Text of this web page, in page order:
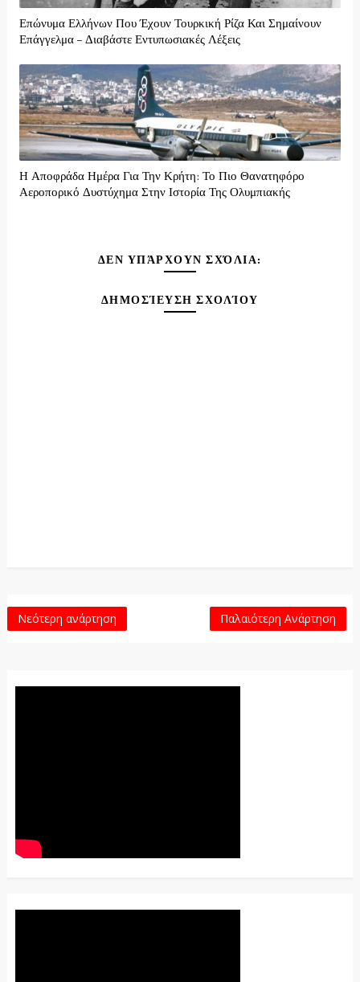
Επώνυμα Ελλήνων Που Έχουν Τουρκική Ρίζα Και Σημαίνουν
Επάγγελμα – Διαβάστε Εντυπωσιακές Λέξεις
Η Αποφράδα Ημέρα Για Την Κρήτη: Το Πιο Θανατηφόρο
Αεροπορικό Δυστύχημα Στην Ιστορία Της Ολυμπιακής
ΔΕΝ ΥΠΆΡΧΟΥΝ ΣΧΌΛΙΑ:
ΔΗΜΟΣΊΕΥΣΗ ΣΧΟΛΊΟΥ
Νεότερη ανάρτηση Παλαιότερη Ανάρτηση